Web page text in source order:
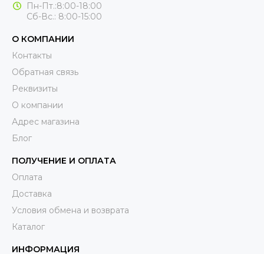
Пн-Пт.:8:00-18:00
Сб-Вс.: 8:00-15:00
О КОМПАНИИ
Контакты
Обратная связь
Реквизиты
О компании
Адрес магазина
Блог
ПОЛУЧЕНИЕ И ОПЛАТА
Оплата
Доставка
Условия обмена и возврата
Каталог
ИНФОРМАЦИЯ